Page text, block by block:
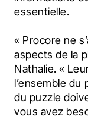
essentielle.
« Procore ne
aspects de la
Nathalie. «
l’ensemble
du puzzle
vous avez